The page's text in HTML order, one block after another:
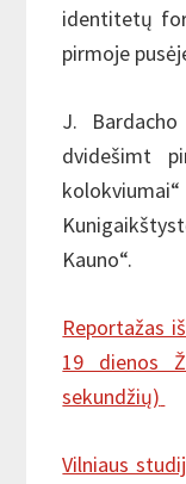
identitetų
pirmoje
J.
dvidešimt
Kauno“.
Reportažas
19 dienos
sekundžių)
Vilniaus